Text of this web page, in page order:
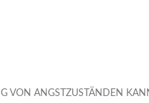
VON ANGSTZUSTÄNDEN